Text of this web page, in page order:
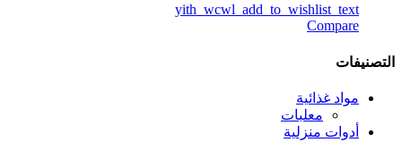
yith_wcwl_add_to_wishlist_text
Compare
التصنيفات
مواد غذائية
معلبات
أدوات منزلية